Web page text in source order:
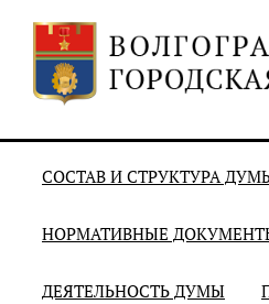
СОСТАВ И СТРУКТУРА
НОРМАТИВНЫЕ
ДЕЯТЕЛЬНОСТЬ ДУМЫ